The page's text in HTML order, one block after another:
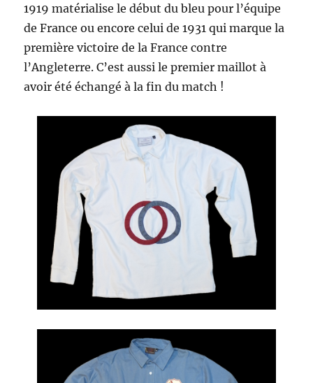
1919 matérialise le début du bleu pour l’équipe
de France ou encore celui de 1931 qui marque la
première victoire de la France contre
l’Angleterre. C’est aussi le premier maillot à
avoir été échangé à la fin du match !